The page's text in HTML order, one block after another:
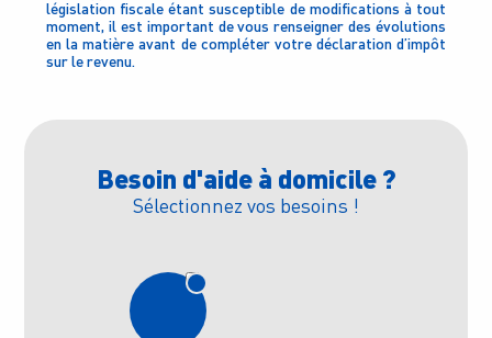
législation fiscale étant susceptible de modifications à tout
moment, il est important de vous renseigner des évolutions
en la matière avant de compléter votre déclaration d’impôt
sur le revenu.
Besoin d'aide à domicile ?
Sélectionnez vos besoins !